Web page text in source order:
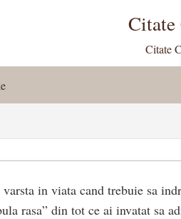
Citate
Citate
in viata cand trebuie sa
rasa” din tot ce ai invatat sa